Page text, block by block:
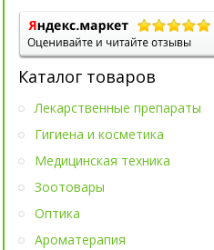
Каталог товаров
Лекарственные препараты
Гигиена и косметика
Медицинская техника
Зоотовары
Оптика
Ароматерапия